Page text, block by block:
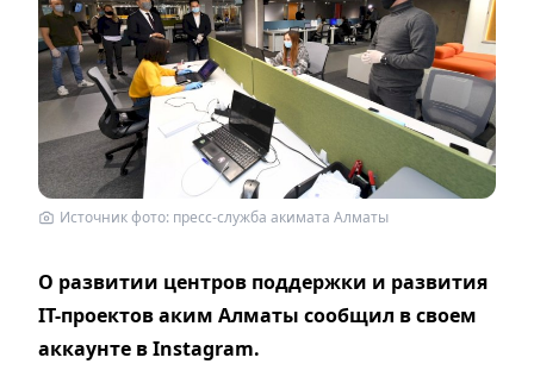
Источник фото: пресс-служба акимата Алматы
О развитии центров поддержки и развития
IT-проектов аким Алматы сообщил в своем
аккаунте в Instagram.